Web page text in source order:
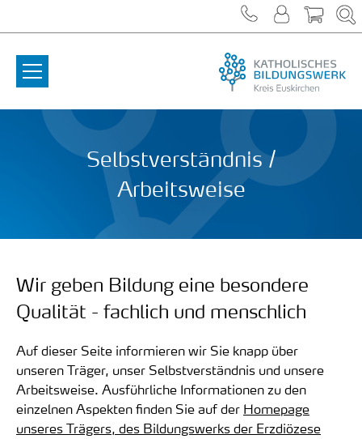
Selbstverständnis /
Arbeitsweise
Wir geben Bildung eine besondere
Qualität - fachlich und menschlich
Auf dieser Seite informieren wir Sie knapp über
unseren Träger, unser Selbstverständnis und unsere
Arbeitsweise. Ausführliche Informationen zu den
einzelnen Aspekten finden Sie auf der Homepage
unseres Trägers, des Bildungswerks der Erzdiözese